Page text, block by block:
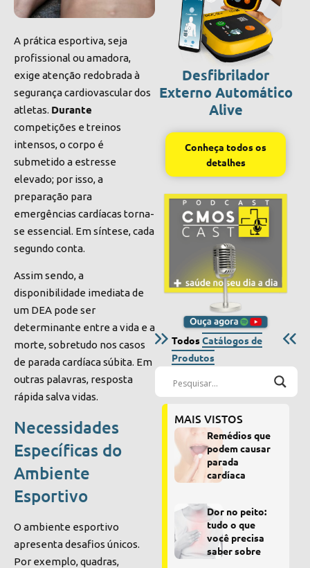
A prática esportiva, seja
profissional ou amadora,
exige atenção redobrada à
segurança cardiovascular dos
atletas. Durante
competições e treinos
intensos, o corpo é
submetido a estresse
elevado; por isso, a
preparação para
emergências cardíacas torna-
se essencial. Em síntese, cada
segundo conta.
Assim sendo, a
disponibilidade imediata de
um DEA pode ser
determinante entre a vida e a
morte, sobretudo nos casos
de parada cardíaca súbita. Em
outras palavras, resposta
rápida salva vidas.
Necessidades
Específicas do
Ambiente
Esportivo
O ambiente esportivo
apresenta desafios únicos.
Por exemplo, quadras,
Desfibrilador
Externo Automático
Alive
Conheça todos os
detalhes
TodosCatálogos de
Produtos
MAIS VISTOS
Remédios que
podem causar
parada
cardíaca
Dor no peito:
tudo o que
você precisa
saber sobre